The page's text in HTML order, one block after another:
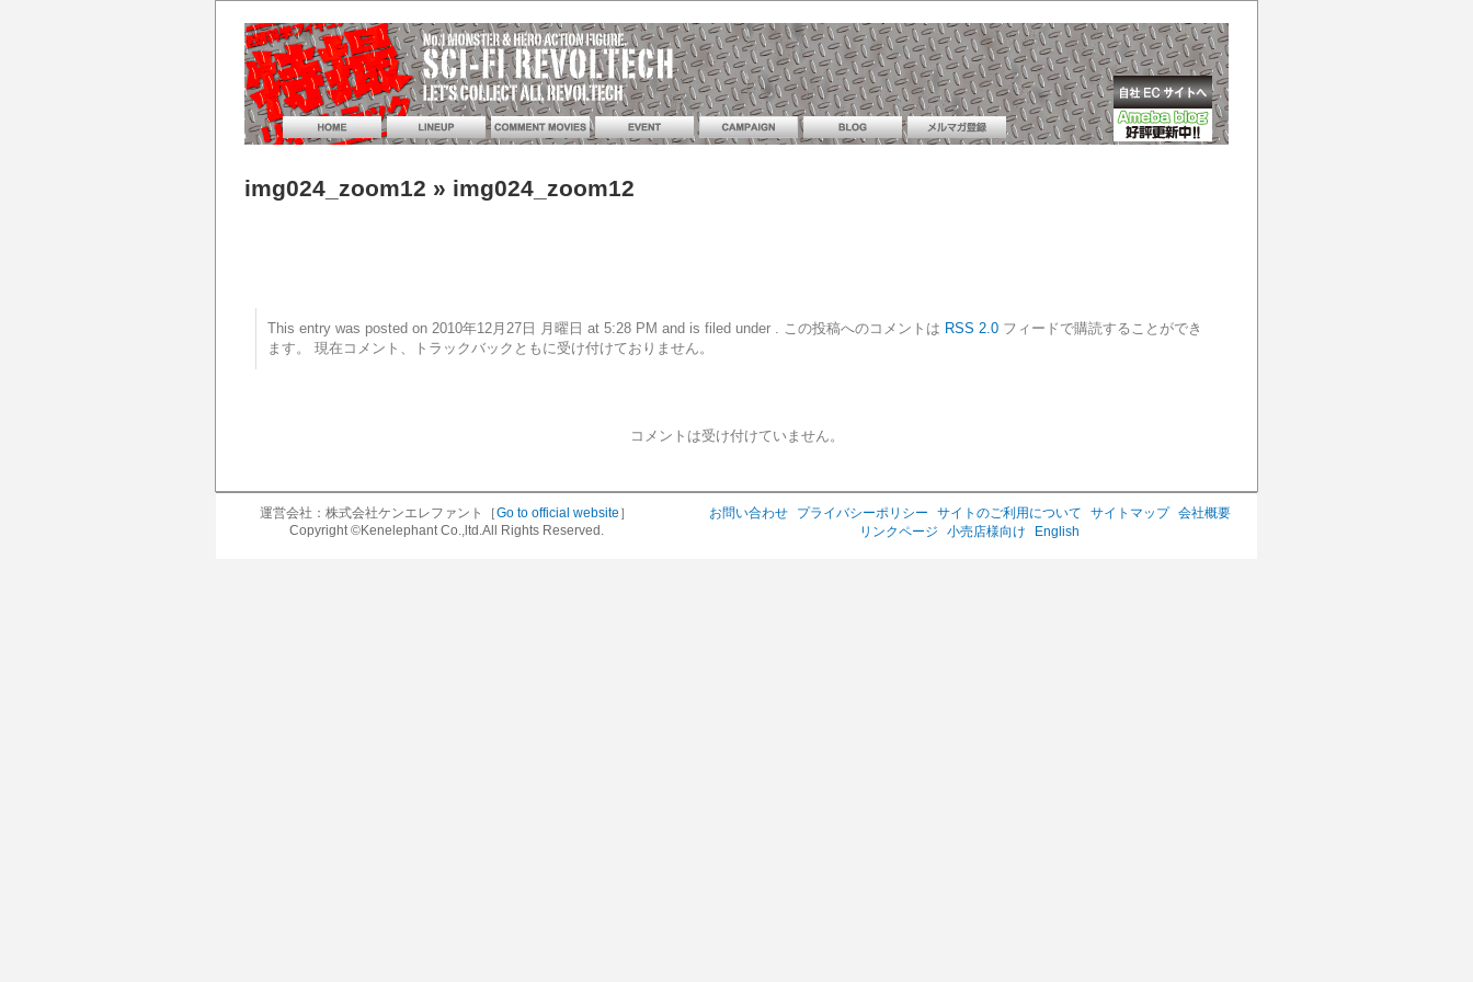
img024_zoom12 » img024_zoom12
This entry was posted on 2010年12月27日 月曜日 at 5:28 PM and is filed under . この投稿へのコメントは RSS 2.0 フィードで購読することができ
ます。 現在コメント、トラックバックともに受け付けておりません。
コメントは受け付けていません。
運営会社：株式会社ケンエレファント［Go to official website ］
Copyright ©Kenelephant Co.,ltd.All Rights Reserved.
お問い合わせ プライバシーポリシー サイトのご利用について サイトマップ
会社概要
リンクページ
小売店様向け English